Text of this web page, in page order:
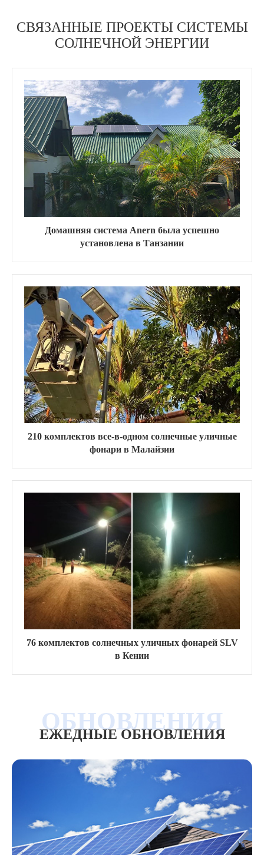
СВЯЗАННЫЕ ПРОЕКТЫ СИСТЕМЫ
СОЛНЕЧНОЙ ЭНЕРГИИ
Домашняя система Anern была успешно
установлена в Танзании
210 комплектов все-в-одном солнечные уличные
фонари в Малайзии
76 комплектов солнечных уличных фонарей SLV
в Кении
ЕЖЕДНЫЕ ОБНОВЛЕНИЯ